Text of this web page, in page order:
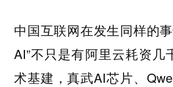
中国互联网在发生同样的
AI”不只是有阿里云耗资几
术基建，真武AI芯片、